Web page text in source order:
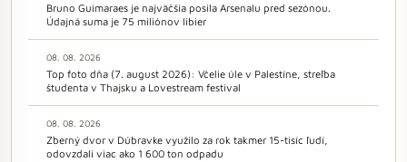
Bruno Guimaraes je najväčšia posila Arsenalu pred sezónou.
Údajná suma je 75 miliónov libier
08. 08. 2026
Top foto dňa (7. august 2026): Včelie úle v Palestíne, streľba
študenta v Thajsku a Lovestream festival
08. 08. 2026
Zberný dvor v Dúbravke využilo za rok takmer 15-tisíc ľudí,
odovzdali viac ako 1 600 ton odpadu